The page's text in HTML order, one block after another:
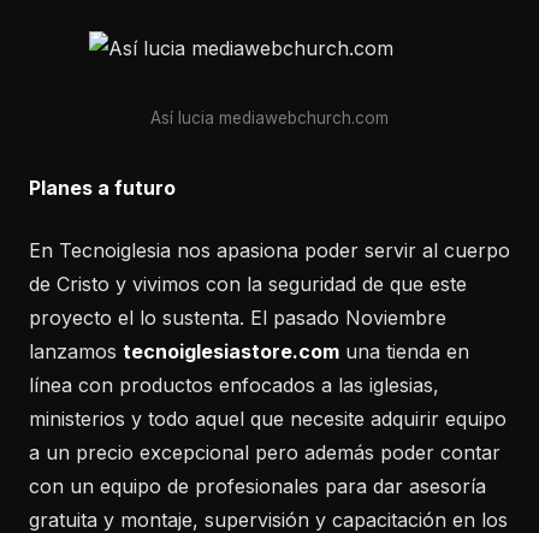
Así lucia mediawebchurch.com
Planes a futuro
En Tecnoiglesia nos apasiona poder servir al cuerpo
de Cristo y vivimos con la seguridad de que este
proyecto el lo sustenta. El pasado Noviembre
lanzamos tecnoiglesiastore.com una tienda en
línea con productos enfocados a las iglesias,
ministerios y todo aquel que necesite adquirir equipo
a un precio excepcional pero además poder contar
con un equipo de profesionales para dar asesoría
gratuita y montaje, supervisión y capacitación en los